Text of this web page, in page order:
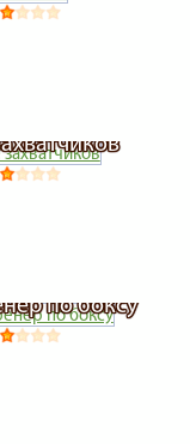
по боксу